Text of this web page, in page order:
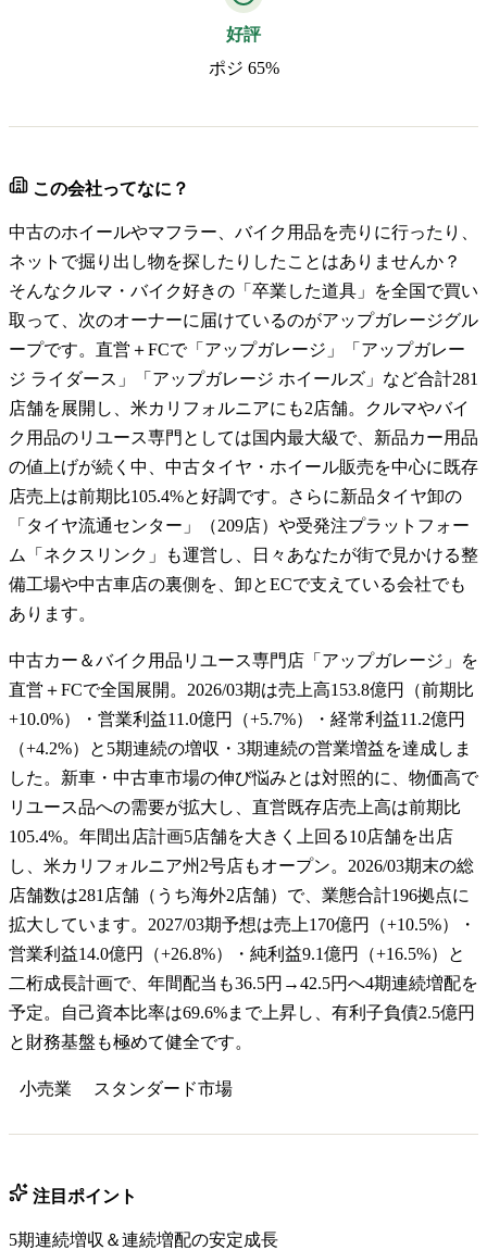
好評
ポジ 65%
この会社ってなに？
中古のホイールやマフラー、バイク用品を売りに行ったり、
ネットで掘り出し物を探したりしたことはありませんか？
そんなクルマ・バイク好きの「卒業した道具」を全国で買い
取って、次のオーナーに届けているのがアップガレージグル
ープです。直営＋FCで「アップガレージ」「アップガレー
ジ ライダース」「アップガレージ ホイールズ」など合計281
店舗を展開し、米カリフォルニアにも2店舗。クルマやバイ
ク用品のリユース専門としては国内最大級で、新品カー用品
の値上げが続く中、中古タイヤ・ホイール販売を中心に既存
店売上は前期比105.4%と好調です。さらに新品タイヤ卸の
「タイヤ流通センター」（209店）や受発注プラットフォー
ム「ネクスリンク」も運営し、日々あなたが街で見かける整
備工場や中古車店の裏側を、卸とECで支えている会社でも
あります。
中古カー＆バイク用品リユース専門店「アップガレージ」を
直営＋FCで全国展開。2026/03期は売上高153.8億円（前期比
+10.0%）・営業利益11.0億円（+5.7%）・経常利益11.2億円
（+4.2%）と5期連続の増収・3期連続の営業増益を達成しま
した。新車・中古車市場の伸び悩みとは対照的に、物価高で
リユース品への需要が拡大し、直営既存店売上高は前期比
105.4%。年間出店計画5店舗を大きく上回る10店舗を出店
し、米カリフォルニア州2号店もオープン。2026/03期末の総
店舗数は281店舗（うち海外2店舗）で、業態合計196拠点に
拡大しています。2027/03期予想は売上170億円（+10.5%）・
営業利益14.0億円（+26.8%）・純利益9.1億円（+16.5%）と
二桁成長計画で、年間配当も36.5円→42.5円へ4期連続増配を
予定。自己資本比率は69.6%まで上昇し、有利子負債2.5億円
と財務基盤も極めて健全です。
小売業 スタンダード市場
注目ポイント
5期連続増収＆連続増配の安定成長